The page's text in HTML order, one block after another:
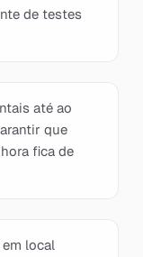
de testes
até ao
que
fica de
local